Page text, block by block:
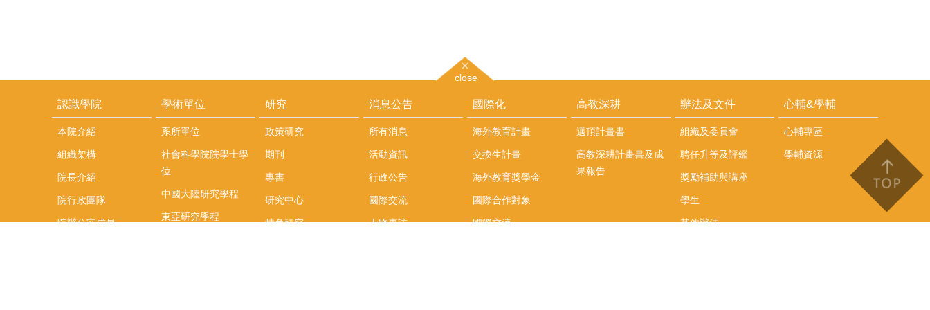
close
認識學院
本院介紹
組織架構
院長介紹
院行政團隊
院辦公室成員
學術單位
系所單位
社會科學院院學士學
位
中國大陸研究學程
東亞研究學程
研究
政策研究
期刊
專書
研究中心
特色研究
消息公告
所有消息
活動資訊
行政公告
國際交流
人物專訪
國際化
海外教育計畫
交換生計畫
海外教育獎學金
國際合作對象
國際交流
高教深耕
邁頂計畫書
高教深耕計畫書及成
果報告
辦法及文件
組織及委員會
聘任升等及評鑑
獎勵補助與講座
學生
其他辦法
心輔&學輔
心輔專區
學輔資源